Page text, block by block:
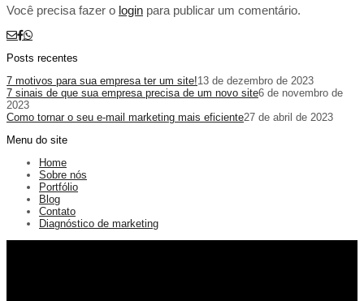
Você precisa fazer o login para publicar um comentário.
Posts recentes
7 motivos para sua empresa ter um site!13 de dezembro de 2023
7 sinais de que sua empresa precisa de um novo site6 de novembro de
2023
Como tornar o seu e-mail marketing mais eficiente27 de abril de 2023
Menu do site
Home
Sobre nós
Portfólio
Blog
Contato
Diagnóstico de marketing